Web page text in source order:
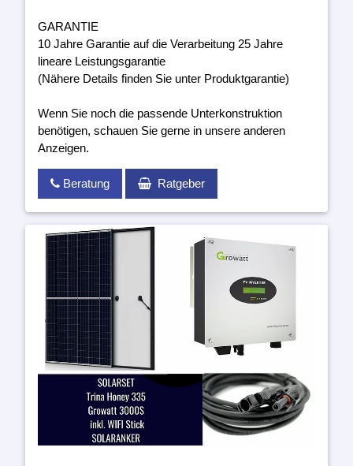
GARANTIE
10 Jahre Garantie auf die Verarbeitung 25 Jahre
lineare Leistungsgarantie
(Nähere Details finden Sie unter Produktgarantie)
Wenn Sie noch die passende Unterkonstruktion
benötigen, schauen Sie gerne in unsere anderen
Anzeigen.
Beratung Ratgeber